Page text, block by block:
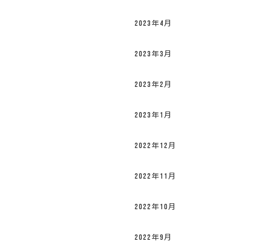
2023年4月
2023年3月
2023年2月
2023年1月
2022年12月
2022年11月
2022年10月
2022年9月